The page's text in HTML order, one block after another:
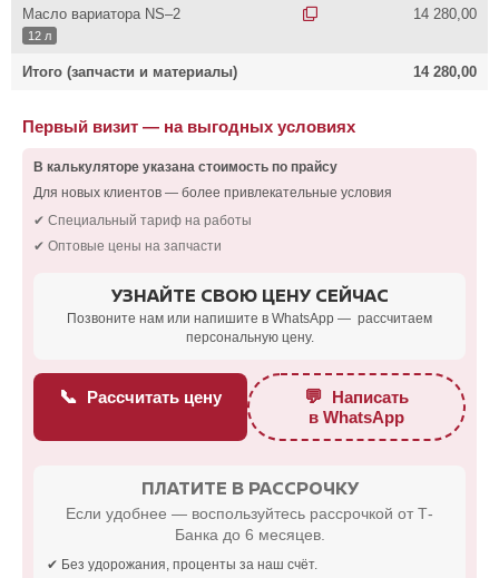
Масло вариатора NS–2
12 л
14 280,00
Итого (запчасти и материалы) 14 280,00
Первый визит — на выгодных условиях
В калькуляторе указана стоимость по прайсу
Для новых клиентов — более привлекательные условия
✔ Специальный тариф на работы
✔ Оптовые цены на запчасти
УЗНАЙТЕ СВОЮ ЦЕНУ СЕЙЧАС
Позвоните нам или напишите в WhatsApp — рассчитаем
персональную цену.
📞 Рассчитать цену 💬 Написать
в WhatsApp
ПЛАТИТЕ В РАССРОЧКУ
Если удобнее — воспользуйтесь рассрочкой от Т-
Банка до 6 месяцев.
✔ Без удорожания, проценты за наш счёт.